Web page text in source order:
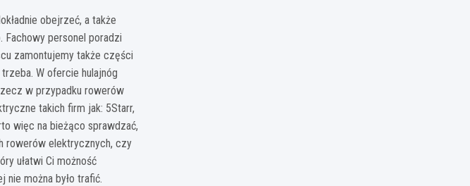
obejrzeć, a także
personel poradzi
zamontujemy także części
W ofercie hulajnóg
w przypadku rowerów
takich firm jak: 5Starr,
więc na bieżąco sprawdzać,
rowerów elektrycznych, czy
ułatwi Ci możność
można było trafić.